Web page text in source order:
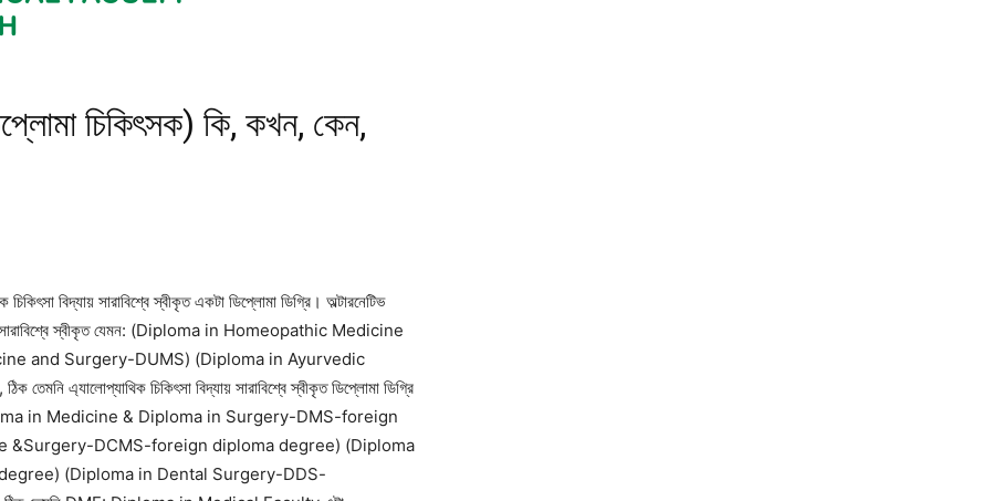
চিকিৎসক) কি, কখন, কেন,
বিদ্যায় সারাবিশ্বে স্বীকৃত একটা ডিপ্লোমা ডিগ্রি। অল্টারনেটিভ
সারাবিশ্বে স্বীকৃত যেমন: (Diploma in Homeopathic Medicine
and Surgery-DUMS) (Diploma in Ayurvedic
এ্যালোপ্যাথিক চিকিৎসা বিদ্যায় সারাবিশ্বে স্বীকৃত ডিপ্লোমা ডিগ্রি
in Medicine & Diploma in Surgery-DMS-foreign
&Surgery-DCMS-foreign diploma degree) (Diploma
(Diploma in Dental Surgery-DDS-